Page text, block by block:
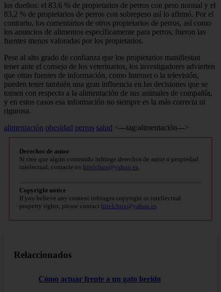
los dueños: el 83,6 % de propietarios de perros con peso normal y el
83,2 % de propieta­rios de perros con sobrepeso así lo afirmó. Por el
contrario, los co­mentarios de otros propietarios de perros, así como
los anuncios de alimentos específicamente para perros, fueron las
fuentes menos valoradas por los propietarios.
Pese al alto grado de confian­za que los propietarios manifies­tan
tener ante el consejo de los veterinarios, los investigadores advierten
que otras fuentes de información, como Internet o la televisión,
pueden tener también una gran influencia en las deci­siones que se
tomen con respecto a la alimentación de sus animales de compañía,
y en estos casos esa información no siempre es la más correcta ni
rigurosa.
alimentación obesidad perros salud <---tag:alimentación--->
Derechos de autor
Si cree que algún contenido infringe derechos de autor o propiedad
intelectual, contacte en bitelchux@yahoo.es.
Copyright notice
If you believe any content infringes copyright or intellectual
property rights, please contact bitelchux@yahoo.es.
Relaccionados
Cómo actuar frente a un gato herido